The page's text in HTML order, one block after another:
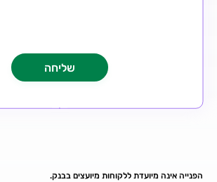
הפנייה אינה מיועדת ללקוחות מיועצים בבנק.